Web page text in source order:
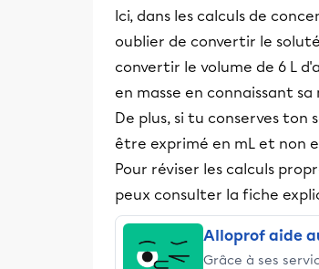
Ici, dans les calculs de
oublier de convertir le
convertir le volume de 6 L
en masse en connaissant sa
De plus, si tu conserves ton
être exprimé en mL et non
Pour réviser les calculs
peux consulter la fiche
Alloprof aide
Grâce à ses